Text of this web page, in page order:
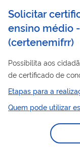
Solicitar
ensino médio -
(certenemifrr)
Possibilita aos
de certificado de
ENEM , emitir um
Etapas para a
Quem pode utilizar